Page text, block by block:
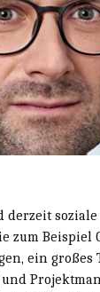
derzeit soziale
zum Beispiel
ein großes